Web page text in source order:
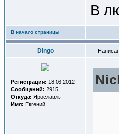
В
В начало страницы
Dingo
Регистрация: 18.03.2012
Сообщений: 2915
Откуда: Ярославль
Имя: Евгений